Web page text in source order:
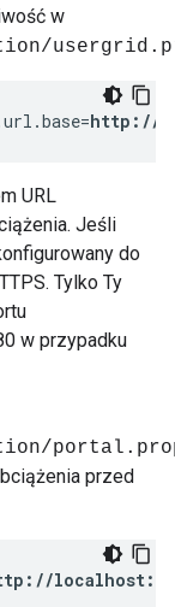
w
http://
URL
Jeśli
do
Tylko Ty
w przypadku
przed